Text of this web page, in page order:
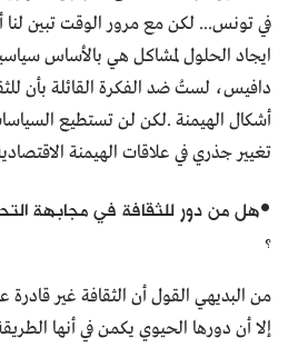
في تونس... لكن مع مرور الوقت تبين لنا
ايجاد الحلول لمشاكل هي بالأساس
دافيس، لستُ ضد الفكرة القائلة بأن
أشكال الهيمنة .لكن لن تستطيع
تغيير جذري في علاقات الهيمنة
•هل من دور للثقافة في مجابهة
؟
من البديهي القول أن الثقافة غير
إلا أن دورها الحيوي يكمن في أنها